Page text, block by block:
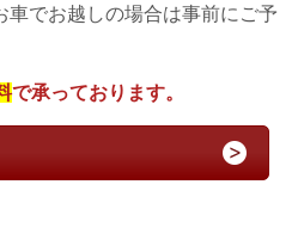
車でお越しの場合は事前にご予
で承っております。